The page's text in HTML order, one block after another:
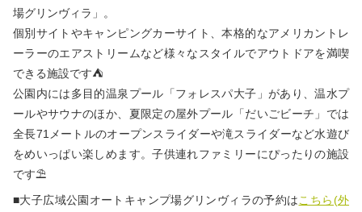
場グリンヴィラ」。
個別サイトやキャンピングカーサイト、本格的なアメリカントレ
ーラーのエアストリームなど様々なスタイルでアウトドアを満喫
できる施設です⛺
公園内には多目的温泉プール「フォレスパ大子」があり、温水プ
ールやサウナのほか、夏限定の屋外プール「だいごビーチ」では
全長71メートルのオープンスライダーや滝スライダーなど水遊び
をめいっぱい楽しめます。子供連れファミリーにぴったりの施設
です⛱
■大子広域公園オートキャンプ場グリンヴィラの予約はこちら(外